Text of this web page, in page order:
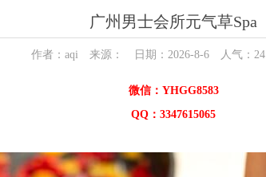
广州男士会所元气草Spa
作者：aqi 来源： 日期：2026-8-6 人气： 24
微信：YHGG8583
QQ：3347615065